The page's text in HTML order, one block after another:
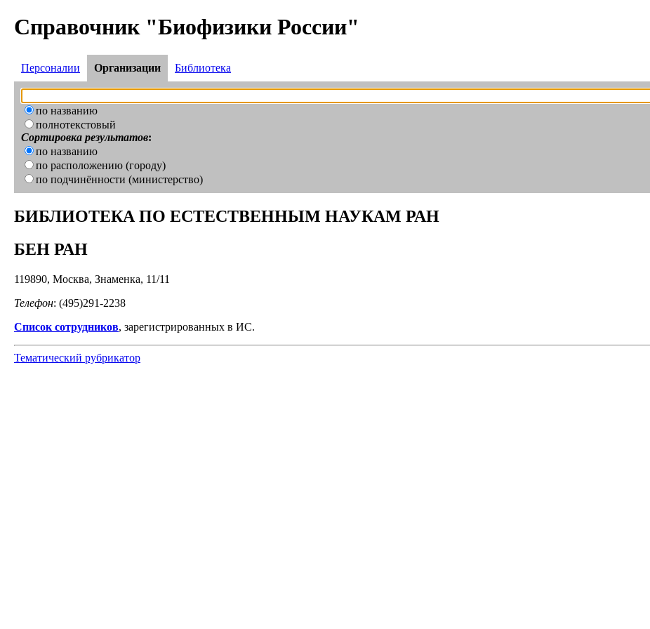
Справочник "Биофизики России"
Персоналии Организации Библиотека
по названию
полнотекстовый
Сортировка результатов:
по названию
по расположению (городу)
по подчинённости (министерство)
БИБЛИОТЕКА ПО ЕСТЕСТВЕННЫМ НАУКАМ РАН
БЕН РАН
119890, Москва, Знаменка, 11/11
Телефон: (495)291-2238
Список сотрудников, зарегистрированных в ИС.
Тематический рубрикатор